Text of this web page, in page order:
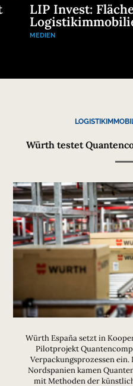
LIP Invest:
MEDIEN
Würth testet
Würth España setzt in
Pilotprojekt
Verpackungsprozessen
Nordspanien kamen
mit Methoden der